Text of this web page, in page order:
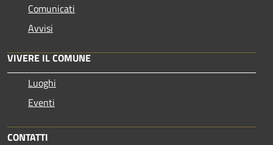
Comunicati
Avvisi
VIVERE IL COMUNE
Luoghi
Eventi
CONTATTI